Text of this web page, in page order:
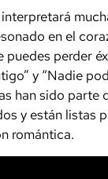
en el
puedes perder
y “Nadie
han sido parte
y están listas
romántica.